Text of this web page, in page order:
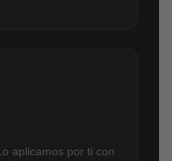
aplicamos por ti con